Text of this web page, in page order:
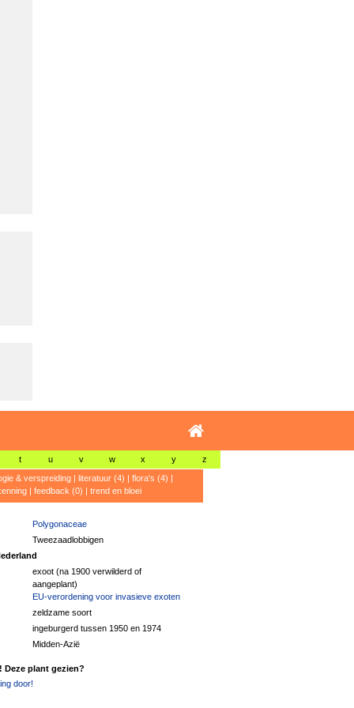
t u v w x y z
& verspreiding| literatuur (4) | flora's (4) |
| feedback (0) | trend en bloei
Polygonaceae
Tweezaadlobbigen
exoot (na 1900 verwilderd of
aangeplant)
EU-verordening voor invasieve exoten
zeldzame soort
ingeburgerd tussen 1950 en 1974
Midden-Azië
Deze plant gezien?
door!